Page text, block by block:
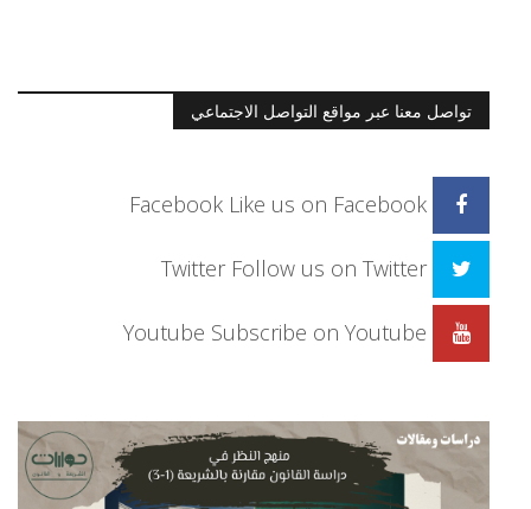
تواصل معنا عبر مواقع التواصل الاجتماعي
Facebook Like us on Facebook
Twitter Follow us on Twitter
Youtube Subscribe on Youtube